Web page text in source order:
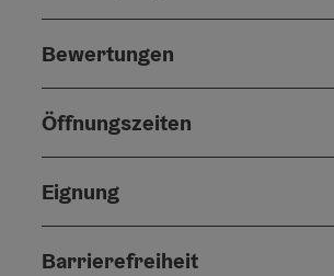
Bewertungen
Öffnungszeiten
Eignung
Barrierefreiheit